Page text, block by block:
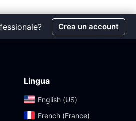
Crea un account
Lingua
English (US)‎
French (France)‎